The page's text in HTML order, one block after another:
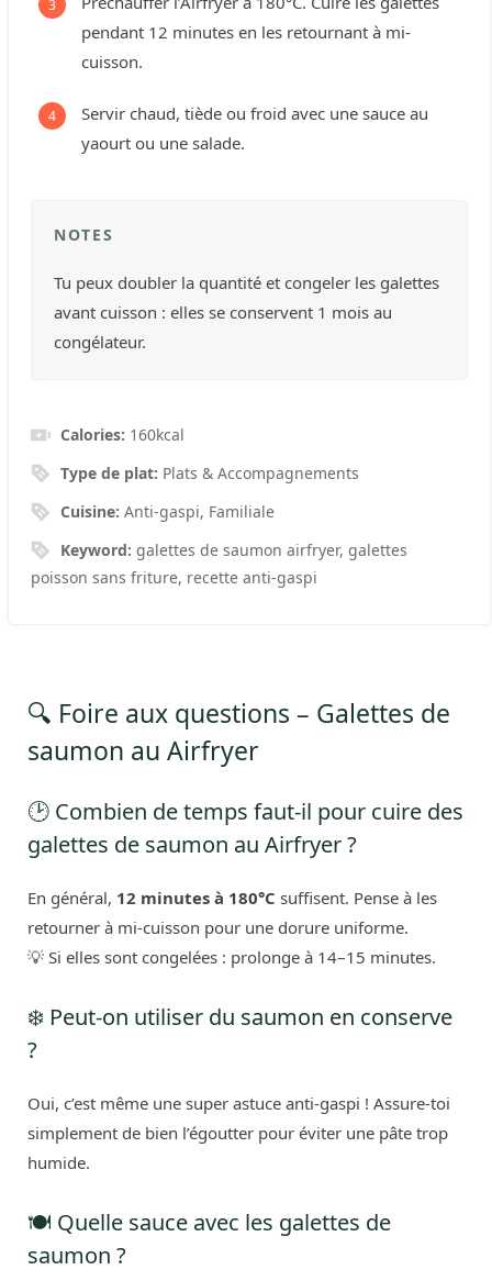
pendant 12 minutes en les retournant à mi-
cuisson.
Servir chaud, tiède ou froid avec une sauce au
yaourt ou une salade.
NOTES
Tu peux doubler la quantité et congeler les galettes
avant cuisson : elles se conservent 1 mois au
congélateur.
Calories: 160kcal
Type de plat: Plats & Accompagnements
Cuisine:Anti-gaspi, Familiale
Keyword:galettes de saumon airfryer, galettes
poisson sans friture, recette anti-gaspi
🔍 Foire aux questions – Galettes de
saumon au Airfryer
🕑 Combien de temps faut-il pour cuire des
galettes de saumon au Airfryer ?
En général, 12 minutes à 180°C suffisent. Pense à les
retourner à mi-cuisson pour une dorure uniforme.
💡 Si elles sont congelées : prolonge à 14–15 minutes.
❄️ Peut-on utiliser du saumon en conserve
?
Oui, c’est même une super astuce anti-gaspi ! Assure-toi
simplement de bien l’égoutter pour éviter une pâte trop
humide.
🍽️ Quelle sauce avec les galettes de
saumon ?